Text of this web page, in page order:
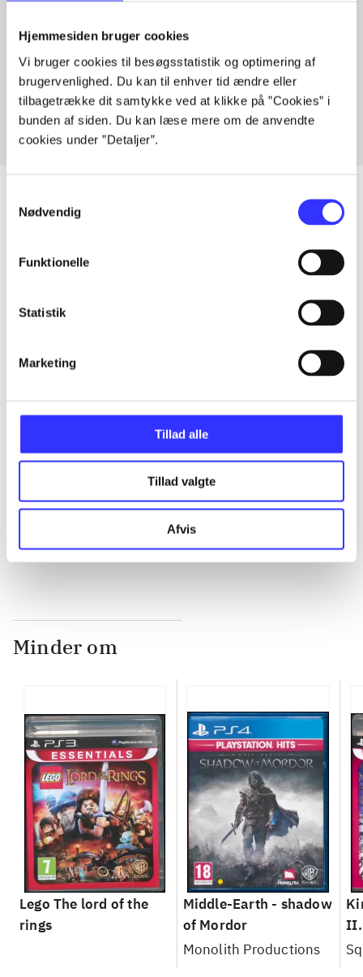
Hjemmesiden bruger cookies
Vi bruger cookies til besøgsstatistik og optimering af
brugervenlighed. Du kan til enhver tid ændre eller
tilbagetrække dit samtykke ved at klikke på ”Cookies” i
bunden af siden. Du kan læse mere om de anvendte
cookies under ”Detaljer”.
Nødvendig
Funktionelle
Statistik
Marketing
Tillad alle
Tillad valgte
Afvis
Artikler med samme emner
Fra
Alle registrerede artikler fordelt på udgivelser
...
...
...
Minder om
Lego The lord of the
rings
Middle-Earth - shadow
of Mordor
Monolith Productions